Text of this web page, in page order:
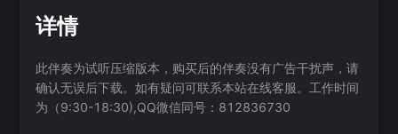
详情
此伴奏为试听压缩版本，购买后的伴奏没有广告干扰声，请
确认无误后下载。如有疑问可联系本站在线客服。工作时间
为（9:30-18:30),QQ微信同号：812836730